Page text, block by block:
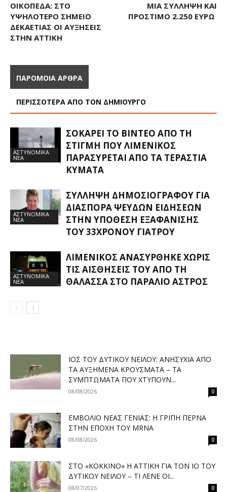
ΟΙΚΌΠΕΔΑ: ΣΤΟ
ΥΨΗΛΌΤΕΡΟ ΣΗΜΕΊΟ
ΔΕΚΑΕΤΊΑΣ ΟΙ ΑΥΞΉΣΕΙΣ
ΣΤΗΝ ΑΤΤΙΚΉ
ΜΊΑ ΣΎΛΛΗΨΗ ΚΑΙ
ΠΡΌΣΤΙΜΟ 2.250 ΕΥΡΏ
ΠΑΡΟΜΟΙΑ ΑΡΘΡΑ
ΠΕΡΙΣΣΟΤΕΡΑ ΑΠΟ ΤΟΝ ΔΗΜΙΟΥΡΓΟ
ΑΣΤΥΝΟΜΙΚΑ
ΝΕΑ
ΣΟΚΆΡΕΙ ΤΟ ΒΊΝΤΕΟ ΑΠΌ ΤΗ
ΣΤΙΓΜΉ ΠΟΥ ΛΙΜΕΝΙΚΌΣ
ΠΑΡΑΣΎΡΕΤΑΙ ΑΠΌ ΤΑ ΤΕΡΆΣΤΙΑ
ΚΎΜΑΤΑ
ΑΣΤΥΝΟΜΙΚΑ
ΝΕΑ
ΣΎΛΛΗΨΗ ΔΗΜΟΣΙΟΓΡΆΦΟΥ ΓΙΑ
ΔΙΑΣΠΟΡΆ ΨΕΥΔΏΝ ΕΙΔΉΣΕΩΝ
ΣΤΗΝ ΥΠΌΘΕΣΗ ΕΞΑΦΆΝΙΣΗΣ
ΤΟΥ 33ΧΡΟΝΟΥ ΓΙΑΤΡΟΎ
ΑΣΤΥΝΟΜΙΚΑ
ΝΕΑ
ΛΙΜΕΝΙΚΌΣ ΑΝΑΣΎΡΘΗΚΕ ΧΩΡΊΣ
ΤΙΣ ΑΙΣΘΉΣΕΙΣ ΤΟΥ ΑΠΌ ΤΗ
ΘΆΛΑΣΣΑ ΣΤΟ ΠΑΡΆΛΙΟ ΆΣΤΡΟΣ
ΙΌΣ ΤΟΥ ΔΥΤΙΚΟΎ ΝΕΊΛΟΥ: ΑΝΗΣΥΧΊΑ ΑΠΌ
ΤΑ ΑΥΞΗΜΈΝΑ ΚΡΟΎΣΜΑΤΑ – ΤΑ
ΣΥΜΠΤΏΜΑΤΑ ΠΟΥ ΧΤΥΠΟΎΝ...
08/08/2026 0
ΕΜΒΌΛΙΟ ΝΈΑΣ ΓΕΝΙΆΣ: Η ΓΡΊΠΗ ΠΕΡΝΆ
ΣΤΗΝ ΕΠΟΧΉ ΤΟΥ MRNA
08/08/2026 0
ΣΤΟ «ΚΌΚΚΙΝΟ» Η ΑΤΤΙΚΉ ΓΙΑ ΤΟΝ ΙΌ ΤΟΥ
ΔΥΤΙΚΟΎ ΝΕΊΛΟΥ – ΤΙ ΛΈΝΕ ΟΙ...
08/07/2026 0